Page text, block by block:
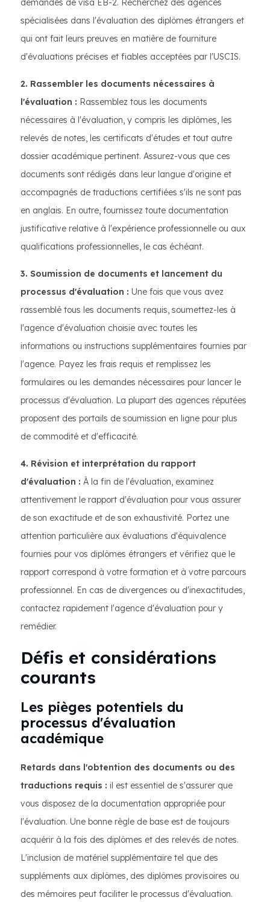
demandes de visa EB-2. Recherchez des agences
spécialisées dans l'évaluation des diplômes étrangers et
qui ont fait leurs preuves en matière de fourniture
d'évaluations précises et fiables acceptées par l'USCIS.
2. Rassembler les documents nécessaires à
l'évaluation : Rassemblez tous les documents
nécessaires à l'évaluation, y compris les diplômes, les
relevés de notes, les certificats d'études et tout autre
dossier académique pertinent. Assurez-vous que ces
documents sont rédigés dans leur langue d'origine et
accompagnés de traductions certifiées s'ils ne sont pas
en anglais. En outre, fournissez toute documentation
justificative relative à l'expérience professionnelle ou aux
qualifications professionnelles, le cas échéant.
3. Soumission de documents et lancement du
processus d'évaluation : Une fois que vous avez
rassemblé tous les documents requis, soumettez-les à
l'agence d'évaluation choisie avec toutes les
informations ou instructions supplémentaires fournies par
l'agence. Payez les frais requis et remplissez les
formulaires ou les demandes nécessaires pour lancer le
processus d'évaluation. La plupart des agences réputées
proposent des portails de soumission en ligne pour plus
de commodité et d'efficacité.
4. Révision et interprétation du rapport
d'évaluation : À la fin de l'évaluation, examinez
attentivement le rapport d'évaluation pour vous assurer
de son exactitude et de son exhaustivité. Portez une
attention particulière aux évaluations d'équivalence
fournies pour vos diplômes étrangers et vérifiez que le
rapport correspond à votre formation et à votre parcours
professionnel. En cas de divergences ou d'inexactitudes,
contactez rapidement l'agence d'évaluation pour y
remédier.
Défis et considérations
courants
Les pièges potentiels du
processus d'évaluation
académique
Retards dans l'obtention des documents ou des
traductions requis : il est essentiel de s'assurer que
vous disposez de la documentation appropriée pour
l'évaluation. Une bonne règle de base est de toujours
acquérir à la fois des diplômes et des relevés de notes.
L'inclusion de matériel supplémentaire tel que des
suppléments aux diplômes, des diplômes provisoires ou
des mémoires peut faciliter le processus d'évaluation.